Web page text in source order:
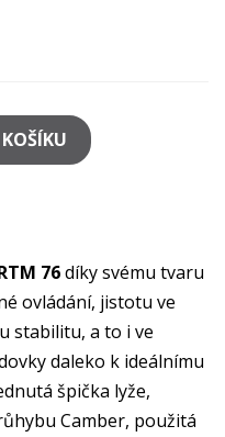
76díky svému tvaru
ovládání, jistotu ve
stabilitu, a to i ve
daleko k ideálnímu
špička lyže,
Camber, použitá